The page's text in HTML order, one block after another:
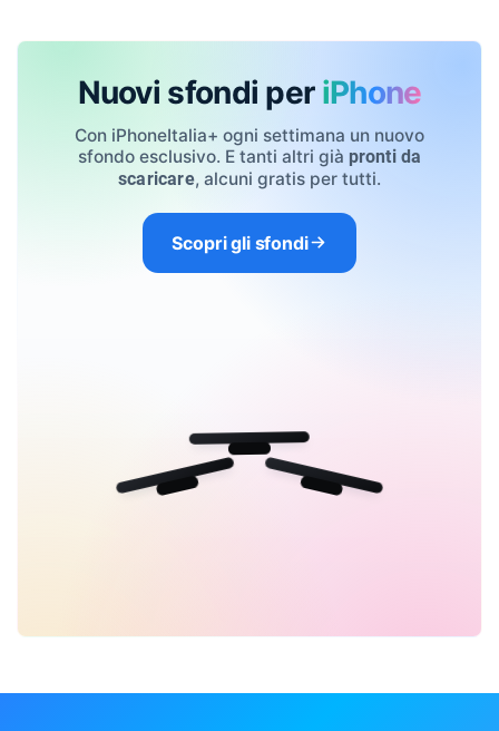
Nuovi sfondi per iPhone
Con iPhoneItalia+ ogni settimana un nuovo
sfondo esclusivo. E tanti altri già pronti da
scaricare, alcuni gratis per tutti.
Scopri gli sfondi